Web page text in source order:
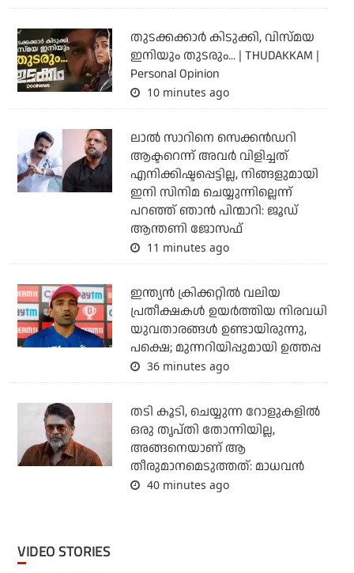
തുടക്കക്കാര്‍ കിടുക്കി, വിസ്മയ
ഇനിയും തുടരും... | THUDAKKAM |
Personal Opinion
10 minutes ago
ലാല്‍ സാറിനെ സെക്കന്‍ഡറി
ആക്ടറെന്ന് അവര്‍ വിളിച്ചത്
എനിക്കിഷ്ടപ്പെട്ടില്ല, നിങ്ങളുമായി
ഇനി സിനിമ ചെയ്യുന്നില്ലെന്ന്
പറഞ്ഞ് ഞാന്‍ പിന്മാറി: ജൂഡ്
ആന്തണി ജോസഫ്
11 minutes ago
ഇന്ത്യന്‍ ക്രിക്കറ്റില്‍ വലിയ
പ്രതീക്ഷകള്‍ ഉയര്‍ത്തിയ നിരവധി
യുവതാരങ്ങള്‍ ഉണ്ടായിരുന്നു,
പക്ഷെ; മുന്നറിയിപ്പുമായി ഉത്തപ്പ
36 minutes ago
തടി കൂടി, ചെയ്യുന്ന റോളുകളില്‍
ഒരു തൃപ്തി തോന്നിയില്ല,
അങ്ങനെയാണ് ആ
തീരുമാനമെടുത്തത്: മാധവന്‍
40 minutes ago
VIDEO STORIES